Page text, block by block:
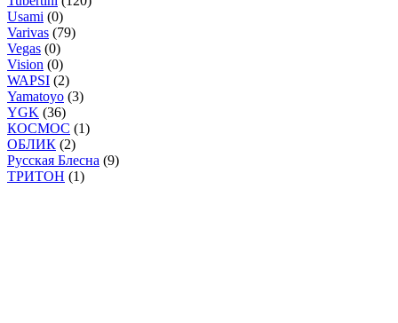
Usami (0)
Varivas (79)
Vegas (0)
Vision (0)
WAPSI (2)
Yamatoyo (3)
YGK (36)
КОСМОС (1)
ОБЛИК (2)
Русская Блесна (9)
ТРИТОН (1)